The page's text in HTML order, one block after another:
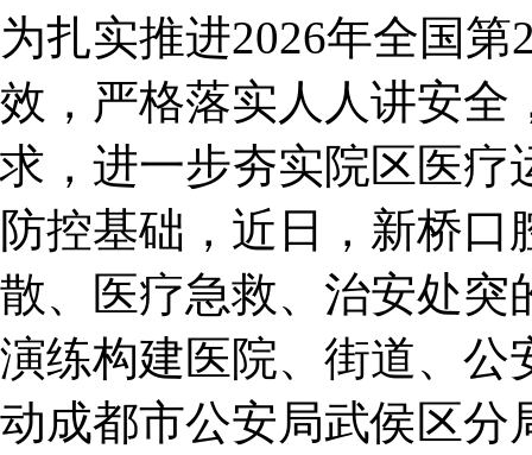
为扎实推进2026年全国
效，严格落实人人讲安全
求，进一步夯实院区医疗
防控基础，近日，新桥
散、医疗急救、治安处突
演练构建医院、街道、公
动成都市公安局武侯区分